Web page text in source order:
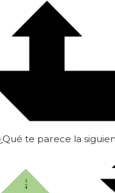
te parece la